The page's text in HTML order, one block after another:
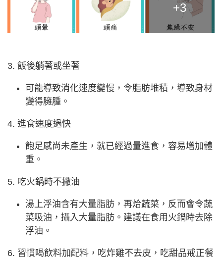
+3
3. 飯後躺著或坐著
可能導致消化速度變慢，令脂肪堆積，導致身材
變得臃腫。
4. 進食速度過快
飽足感尚未產生，就已經過量進食，容易增加體
重。
5. 吃火鍋時不撇油
湯上浮油含有大量脂肪，再烚蔬菜，反而會令蔬
菜吸油，攝入大量脂肪。建議在食用火鍋時去除
浮油。
6. 習慣喝飲料加配料，吃炸雞不去皮，吃甜品戒正餐